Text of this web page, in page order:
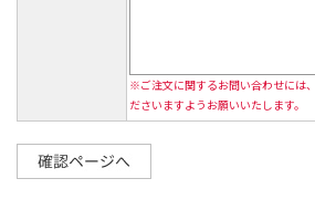
※ご注文に関するお問い合わせには
ださいますようお願いいたします。